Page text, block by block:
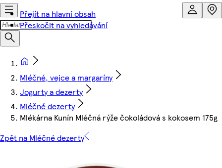
Přejít na hlavní obsah
Přeskočit na vyhledávání
Mléčné, vejce a margaríny
Jogurty a dezerty
Mléčné dezerty
Mlékárna Kunín Mléčná rýže čokoládová s kokosem 175g
Zpět na Mléčné dezerty